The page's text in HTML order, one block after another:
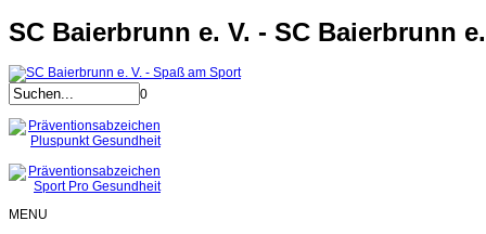
SC Baierbrunn e. V. - SC Baierbrunn
0
MENU